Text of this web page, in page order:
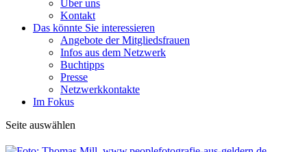
Über uns
Kontakt
Das könnte Sie interessieren
Angebote der Mitgliedsfrauen
Infos aus dem Netzwerk
Buchtipps
Presse
Netzwerkkontakte
Im Fokus
Seite auswählen